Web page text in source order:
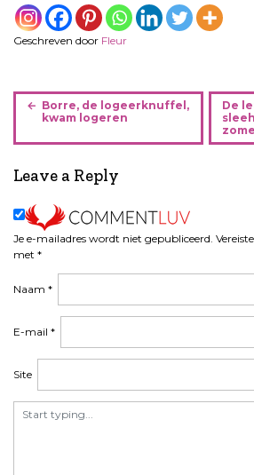
Geschreven door Fleur
B
r
c
t
n
a
i
a
i
Borre, de logeerknuffel,
kwam logeren
De
Leave a Reply
Je e-mailadres wordt niet gepubliceerd.
met *
Naam *
E-mail *
Site